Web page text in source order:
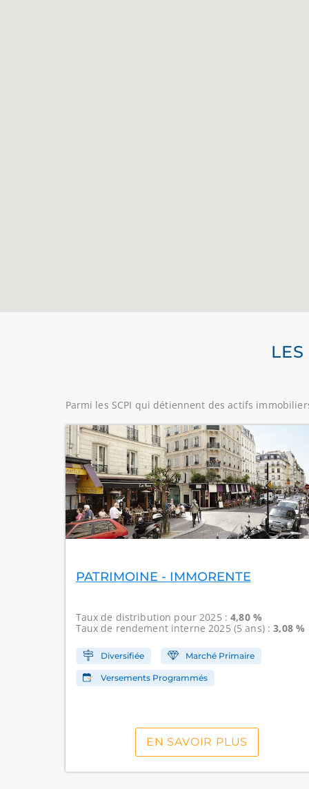
Parmi les SCPI qui détiennent des actifs
PATRIMOINE - IMMORENTE
Taux de distribution pour 2025 :4,80 %
Taux de rendement interne2025 (5 ans) :3,08 %
Diversifiée Marché Primaire
Versements Programmés
EN SAVOIR PLUS